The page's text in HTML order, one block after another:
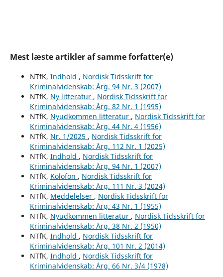
Mest læste artikler af samme forfatter(e)
NTfK, Indhold , Nordisk Tidsskrift for
Kriminalvidenskab: Årg. 94 Nr. 3 (2007)
NTfK, Ny litteratur , Nordisk Tidsskrift for
Kriminalvidenskab: Årg. 82 Nr. 1 (1995)
NTfK, Nyudkommen litteratur , Nordisk Tidsskrift for
Kriminalvidenskab: Årg. 44 Nr. 4 (1956)
NTfK, Nr. 1/2025 , Nordisk Tidsskrift for
Kriminalvidenskab: Årg. 112 Nr. 1 (2025)
NTfK, Indhold , Nordisk Tidsskrift for
Kriminalvidenskab: Årg. 94 Nr. 1 (2007)
NTfK, Kolofon , Nordisk Tidsskrift for
Kriminalvidenskab: Årg. 111 Nr. 3 (2024)
NTfK, Meddelelser , Nordisk Tidsskrift for
Kriminalvidenskab: Årg. 43 Nr. 1 (1955)
NTfK, Nyudkommen litteratur , Nordisk Tidsskrift for
Kriminalvidenskab: Årg. 38 Nr. 2 (1950)
NTfK, Indhold , Nordisk Tidsskrift for
Kriminalvidenskab: Årg. 101 Nr. 2 (2014)
NTfK, Indhold , Nordisk Tidsskrift for
Kriminalvidenskab: Årg. 66 Nr. 3/4 (1978)